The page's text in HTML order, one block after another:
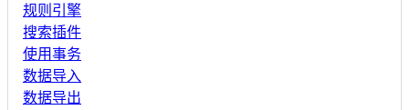
规则引擎
搜索插件
使用事务
数据导入
数据导出